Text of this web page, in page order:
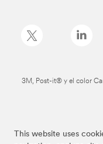
This website uses
3M, Post-it® y el color